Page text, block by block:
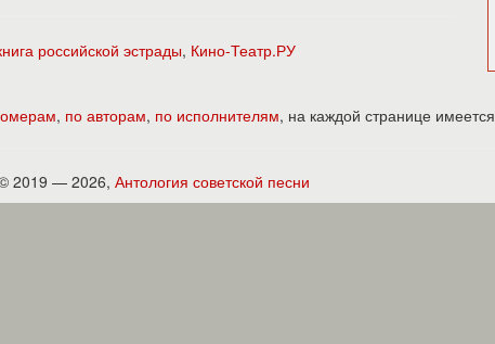
российской эстрады, Кино-Театр.РУ
, по авторам, по исполнителям, на каждой странице имеется
2019 — 2026, Антология советской песни